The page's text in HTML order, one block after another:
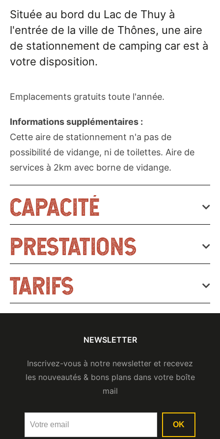
Située au bord du Lac de Thuy à
l'entrée de la ville de Thônes, une aire
de stationnement de camping car est à
votre disposition.
Emplacements gratuits toute l'année.
Informations supplémentaires :
Cette aire de stationnement n'a pas de
possibilité de vidange, ni de toilettes. Aire de
services à 2km avec borne de vidange.
CAPACITÉ
20 emplacement(s) camping cars
PRESTATIONS
SERVICES
Animaux acceptés
Camping-cars autorisés
TARIFS
Emplacements gratuits.
Emplacements gratuits.NEWSLETTER
Inscrivez-vous à notre newsletter et recevez
les nouveautés & bons plans dans votre boîte
mail
OK